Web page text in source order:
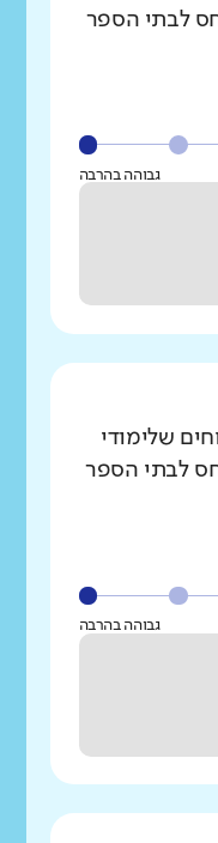
לבתי הספר
גבוהה בהרבה
שלימודי
לבתי הספר
גבוהה בהרבה